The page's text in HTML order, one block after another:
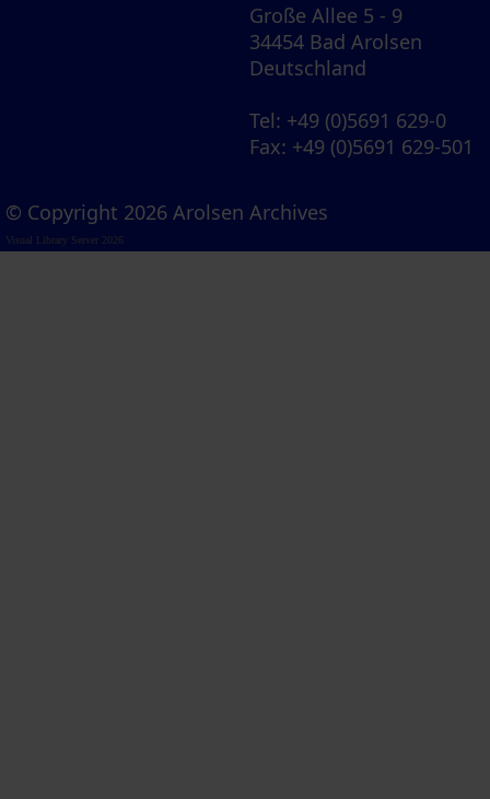
Große Allee 5 - 9
34454 Bad Arolsen
Deutschland
Tel: +49 (0)5691 629-0
Fax: +49 (0)5691 629-501
© Copyright 2026 Arolsen Archives
Visual Library Server 2026